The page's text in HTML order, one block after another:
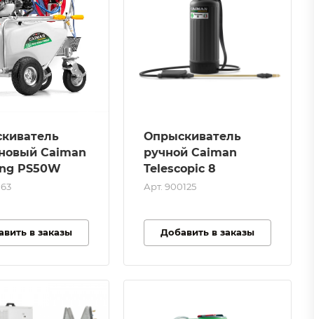
Caiman
PS50W
в заказы
Вес, кг
2
Емкость бака для
жидкости, л
8
Серия
3 Бар
Применение
Профессиональное
Опрыскиватель
ручной Caiman
Telescopic 8
Арт. 900125
Добавить в заказы